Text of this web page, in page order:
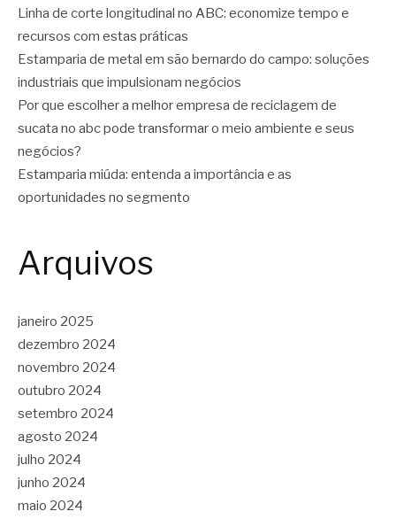
Linha de corte longitudinal no ABC: economize tempo e
recursos com estas práticas
Estamparia de metal em são bernardo do campo: soluções
industriais que impulsionam negócios
Por que escolher a melhor empresa de reciclagem de
sucata no abc pode transformar o meio ambiente e seus
negócios?
Estamparia miúda: entenda a importância e as
oportunidades no segmento
Arquivos
janeiro 2025
dezembro 2024
novembro 2024
outubro 2024
setembro 2024
agosto 2024
julho 2024
junho 2024
maio 2024